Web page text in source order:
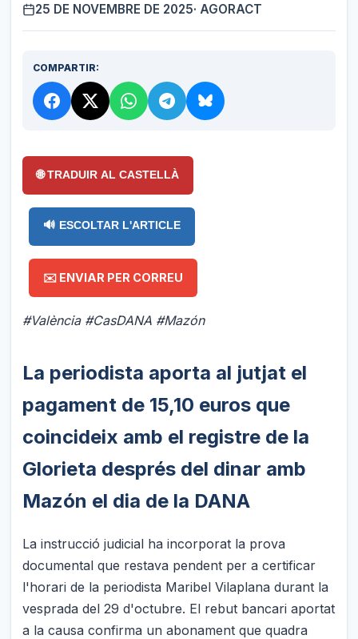
25 DE NOVEMBRE DE 2025· AGORACT
COMPARTIR:
🌐 TRADUIR AL CASTELLÀ
🔊 ESCOLTAR L'ARTICLE
✉️ ENVIAR PER CORREU
#València #CasDANA #Mazón
La periodista aporta al jutjat el
pagament de 15,10 euros que
coincideix amb el registre de la
Glorieta després del dinar amb
Mazón el dia de la DANA
La instrucció judicial ha incorporat la prova
documental que restava pendent per a certificar
l'horari de la periodista Maribel Vilaplana durant la
vesprada del 29 d'octubre. El rebut bancari aportat
a la causa confirma un abonament que quadra